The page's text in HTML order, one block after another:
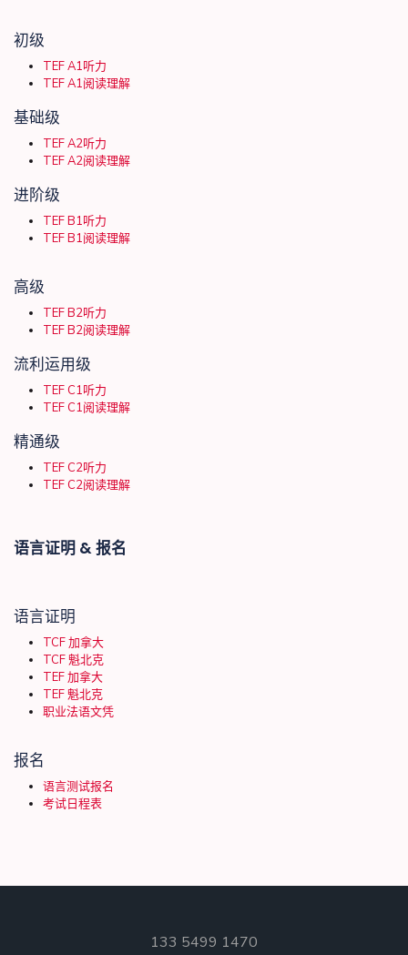
初级
TEF A1听力
TEF A1阅读理解
基础级
TEF A2听力
TEF A2阅读理解
进阶级
TEF B1听力
TEF B1阅读理解
高级
TEF B2听力
TEF B2阅读理解
流利运用级
TEF C1听力
TEF C1阅读理解
精通级
TEF C2听力
TEF C2阅读理解
语言证明 & 报名
语言证明
TCF 加拿大
TCF 魁北克
TEF 加拿大
TEF 魁北克
职业法语文凭
报名
语言测试报名
考试日程表
133 5499 1470